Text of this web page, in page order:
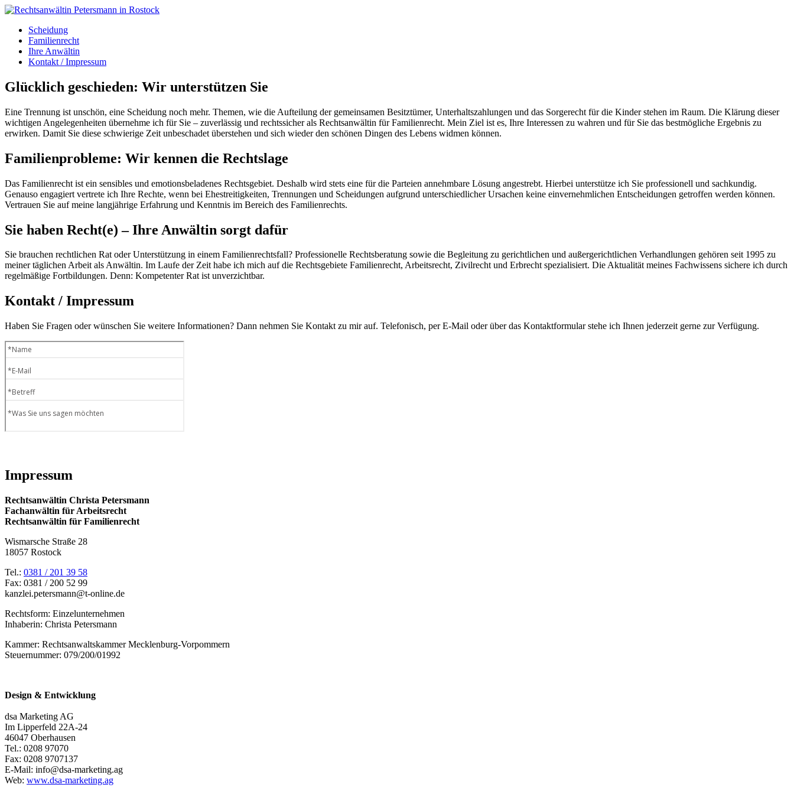
Scheidung
Familienrecht
Ihre Anwältin
Kontakt / Impressum
Glücklich geschieden: Wir unterstützen Sie
Eine Trennung ist unschön, eine Scheidung noch mehr. Themen, wie die Aufteilung der gemeinsamen Besitztümer, Unterhaltszahlungen und das Sorgerecht für die Kinder stehen im Raum. Die Klärung dieser
wichtigen Angelegenheiten übernehme ich für Sie – zuverlässig und rechtssicher als Rechtsanwältin für Familienrecht. Mein Ziel ist es, Ihre Interessen zu wahren und für Sie das bestmögliche Ergebnis zu
erwirken. Damit Sie diese schwierige Zeit unbeschadet überstehen und sich wieder den schönen Dingen des Lebens widmen können.
Familienprobleme: Wir kennen die Rechtslage
Das Familienrecht ist ein sensibles und emotionsbeladenes Rechtsgebiet. Deshalb wird stets eine für die Parteien annehmbare Lösung angestrebt. Hierbei unterstütze ich Sie professionell und sachkundig.
Genauso engagiert vertrete ich Ihre Rechte, wenn bei Ehestreitigkeiten, Trennungen und Scheidungen aufgrund unterschiedlicher Ursachen keine einvernehmlichen Entscheidungen getroffen werden können.
Vertrauen Sie auf meine langjährige Erfahrung und Kenntnis im Bereich des Familienrechts.
Sie haben Recht(e) – Ihre Anwältin sorgt dafür
Sie brauchen rechtlichen Rat oder Unterstützung in einem Familienrechtsfall? Professionelle Rechtsberatung sowie die Begleitung zu gerichtlichen und außergerichtlichen Verhandlungen gehören seit 1995 zu
meiner täglichen Arbeit als Anwältin. Im Laufe der Zeit habe ich mich auf die Rechtsgebiete Familienrecht, Arbeitsrecht, Zivilrecht und Erbrecht spezialisiert. Die Aktualität meines Fachwissens sichere ich durch
regelmäßige Fortbildungen. Denn: Kompetenter Rat ist unverzichtbar.
Kontakt / Impressum
Haben Sie Fragen oder wünschen Sie weitere Informationen? Dann nehmen Sie Kontakt zu mir auf. Telefonisch, per E-Mail oder über das Kontaktformular stehe ich Ihnen jederzeit gerne zur Verfügung.
Impressum
Rechtsanwältin Christa Petersmann
Fachanwältin für Arbeitsrecht
Rechtsanwältin für Familienrecht
Wismarsche Straße 28
18057 Rostock
Tel.: 0381 / 201 39 58
Fax: 0381 / 200 52 99
kanzlei.petersmann@t-online.de
Rechtsform: Einzelunternehmen
Inhaberin: Christa Petersmann
Kammer: Rechtsanwaltskammer Mecklenburg-Vorpommern
Steuernummer: 079/200/01992
Design & Entwicklung
dsa Marketing AG
Im Lipperfeld 22A-24
46047 Oberhausen
Tel.: 0208 97070
Fax: 0208 9707137
E-Mail: info@dsa-marketing.ag
Web: www.dsa-marketing.ag